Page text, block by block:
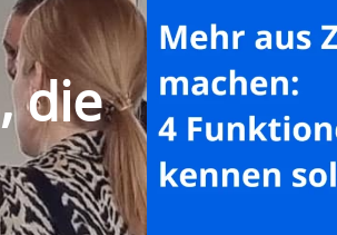
die